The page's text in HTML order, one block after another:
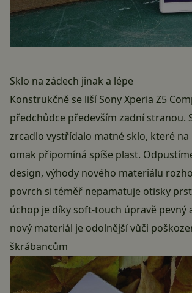
Sklo na zádech jinak a lépe
Konstrukčně se liší Sony Xperia Z5
předchůdce především zadní stranou.
zrcadlo vystřídalo matné sklo, které
omak připomíná spíše plast.
design, výhody nového materiálu
povrch si téměř nepamatuje otisky
úchop je díky soft-touch úpravě pevný
nový materiál je odolnější vůči
škrábancům